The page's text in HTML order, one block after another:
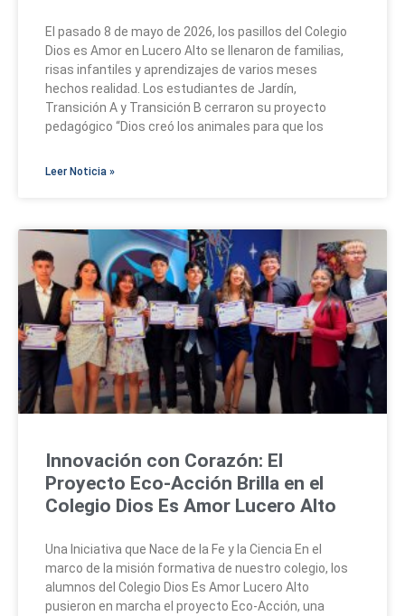
El pasado 8 de mayo de 2026, los pasillos del Colegio
Dios es Amor en Lucero Alto se llenaron de familias,
risas infantiles y aprendizajes de varios meses
hechos realidad. Los estudiantes de Jardín,
Transición A y Transición B cerraron su proyecto
pedagógico “Dios creó los animales para que los
Leer Noticia »
Innovación con Corazón: El
Proyecto Eco-Acción Brilla en el
Colegio Dios Es Amor Lucero Alto
Una Iniciativa que Nace de la Fe y la Ciencia En el
marco de la misión formativa de nuestro colegio, los
alumnos del Colegio Dios Es Amor Lucero Alto
pusieron en marcha el proyecto Eco‑Acción, una